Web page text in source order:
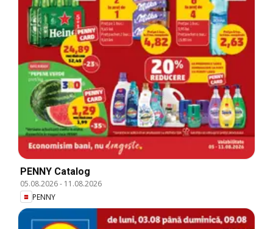
PENNY Catalog
05.08.2026- 11.08.2026
PENNY